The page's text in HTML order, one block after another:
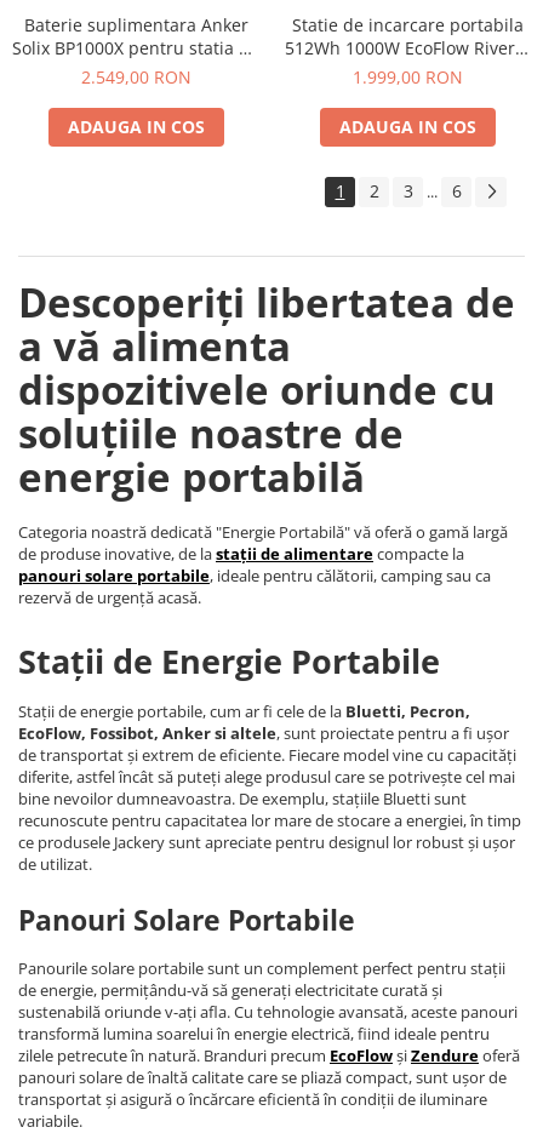
Telemetre
Termometre
Multimetre de Banc
Accesorii instrumente de masura
Baterie suplimentara Anker
Solix BP1000X pentru statia de
alimentare portabila Anker
2.549,00 RON
ADAUGA IN COS
Statie de incarcare portabila
512Wh 1000W EcoFlow River 2
Max
1.999,00 RON
ADAUGA IN COS
1 2 3 ... 6
Descoperiți libertatea de
a vă alimenta
dispozitivele oriunde cu
soluțiile noastre de
energie portabilă
Categoria noastră dedicată "Energie Portabilă" vă oferă o gamă largă
de produse inovative, de lastații de alimentarecompacte la
panouri solare portabile, ideale pentru călătorii, camping sau ca
rezervă de urgență acasă.
Stații de Energie Portabile
Stații de energie portabile, cum ar fi cele de la Bluetti, Pecron,
EcoFlow, Fossibot, Anker si altele, sunt proiectate pentru a fi ușor
de transportat și extrem de eficiente. Fiecare model vine cu capacități
diferite, astfel încât să puteți alege produsul care se potrivește cel mai
bine nevoilor dumneavoastra. De exemplu, stațiile Bluetti sunt
recunoscute pentru capacitatea lor mare de stocare a energiei, în timp
ce produsele Jackery sunt apreciate pentru designul lor robust și ușor
de utilizat.
Panouri Solare Portabile
Panourile solare portabile sunt un complement perfect pentru stații
de energie, permițându-vă să generați electricitate curată și
sustenabilă oriunde v-ați afla. Cu tehnologie avansată, aceste panouri
transformă lumina soarelui în energie electrică, fiind ideale pentru
zilele petrecute în natură. Branduri precum EcoFlowșiZendureoferă
panouri solare de înaltă calitate care se pliază compact, sunt ușor de
transportat și asigură o încărcare eficientă în condiții de iluminare
variabile.